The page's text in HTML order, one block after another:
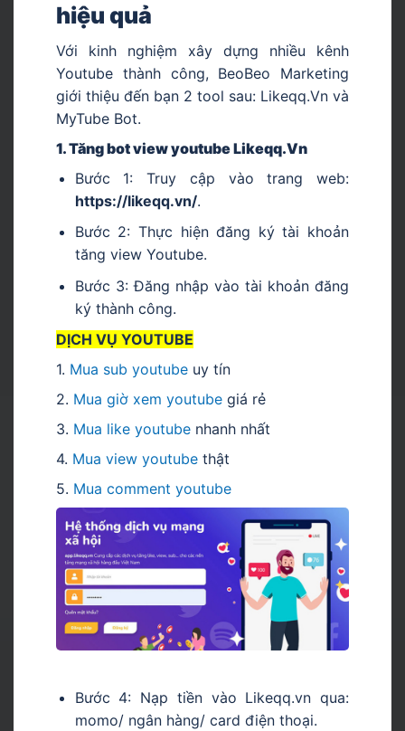
hiệu quả
Với kinh nghiệm xây dựng nhiều kênh
Youtube thành công, BeoBeo Marketing
giới thiệu đến bạn 2 tool sau: Likeqq.Vn và
MyTube Bot.
1. Tăng bot view youtube Likeqq.Vn
Bước 1: Truy cập vào trang web:
https://likeqq.vn/.
Bước 2: Thực hiện đăng ký tài khoản
tăng view Youtube.
Bước 3: Đăng nhập vào tài khoản đăng
ký thành công.
DỊCH VỤ YOUTUBE
1. Mua sub youtube uy tín
2. Mua giờ xem youtube giá rẻ
3. Mua like youtube nhanh nhất
4. Mua view youtube thật
5. Mua comment youtube
Bước 4: Nạp tiền vào Likeqq.vn qua:
momo/ ngân hàng/ card điện thoại.